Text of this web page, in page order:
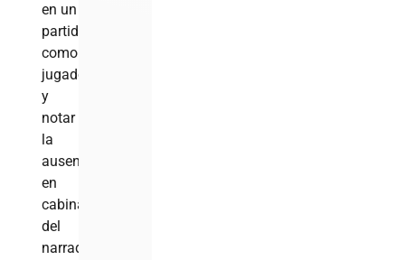
en un
partido
como
jugador
y
notar
la
ausencia
en
cabina
del
narrador